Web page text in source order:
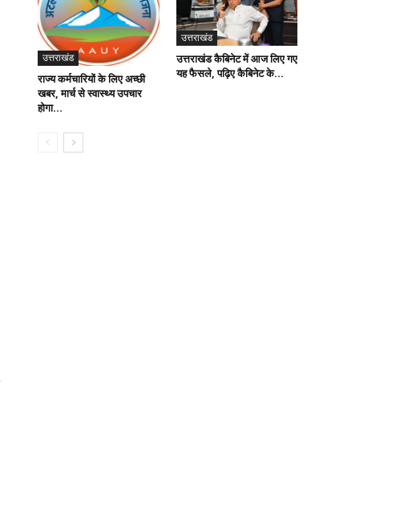
उत्तराखंड
राज्य कर्मचारियों के लिए अच्छी
खबर, मार्च से स्वास्थ्य उपचार
होगा...
उत्तराखंड
उत्तराखंड कैबिनेट में आज लिए गए
यह फैसले, पढ़िए कैबिनेट के...